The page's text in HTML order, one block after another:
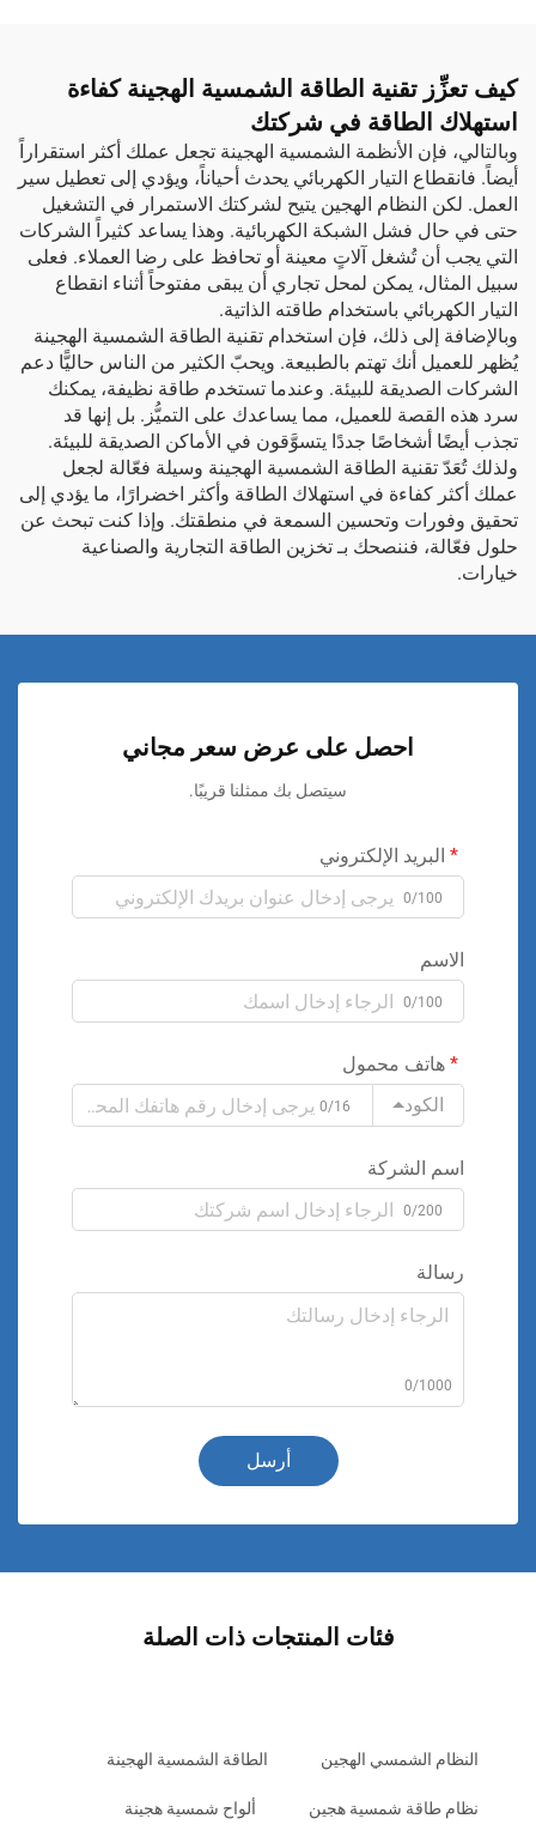
كيف تعزِّز تقنية الطاقة الشمسية الهجينة كفاءة
استهلاك الطاقة في شركتك
وبالتالي، فإن الأنظمة الشمسية الهجينة تجعل عملك أكثر استقراراً
أيضاً. فانقطاع التيار الكهربائي يحدث أحياناً، ويؤدي إلى تعطيل سير
العمل. لكن النظام الهجين يتيح لشركتك الاستمرار في التشغيل
حتى في حال فشل الشبكة الكهربائية. وهذا يساعد كثيراً الشركات
التي يجب أن تُشغل آلاتٍ معينة أو تحافظ على رضا العملاء. فعلى
سبيل المثال، يمكن لمحل تجاري أن يبقى مفتوحاً أثناء انقطاع
التيار الكهربائي باستخدام طاقته الذاتية.
وبالإضافة إلى ذلك، فإن استخدام تقنية الطاقة الشمسية الهجينة
يُظهر للعميل أنك تهتم بالطبيعة. ويحبّ الكثير من الناس حاليًّا دعم
الشركات الصديقة للبيئة. وعندما تستخدم طاقة نظيفة، يمكنك
سرد هذه القصة للعميل، مما يساعدك على التميُّز. بل إنها قد
تجذب أيضًا أشخاصًا جددًا يتسوَّقون في الأماكن الصديقة للبيئة.
ولذلك تُعَدّ تقنية الطاقة الشمسية الهجينة وسيلة فعّالة لجعل
عملك أكثر كفاءة في استهلاك الطاقة وأكثر اخضرارًا، ما يؤدي إلى
تحقيق وفورات وتحسين السمعة في منطقتك. وإذا كنت تبحث عن
حلول فعّالة، فننصحك بـتخزين الطاقة التجارية والصناعية
خيارات.
احصل على عرض سعر مجاني
سيتصل بك ممثلنا قريبًا.
البريد الإلكتروني
0/100
الاسم
0/100
هاتف محمول
الكود
0/16
اسم الشركة
0/200
رسالة
0/1000
أرسل
فئات المنتجات ذات الصلة
النظام الشمسي الهجين الطاقة الشمسية الهجينة
نظام طاقة شمسية هجين ألواح شمسية هجينة